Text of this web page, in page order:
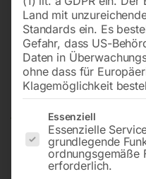
zu MFB 45 TGV/GLH
Land mit
Standards ein. Es
Gefahr, dass US-
Daten in
ohne dass für
Klagemöglichkeit
Es folgt eine Liste der
Essenziell
Essenzielle
grundlegende
ordnungsgemäße
erforderlich.